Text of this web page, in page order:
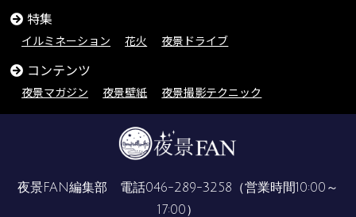
特集
イルミネーション 花火 夜景ドライブ
コンテンツ
夜景マガジン 夜景壁紙 夜景撮影テクニック
夜景FAN編集部 電話046-289-3258 （営業時間10:00～
17:00）